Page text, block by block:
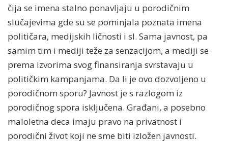
čija se imena stalno ponavljaju u porodičnim
slučajevima gde su se pominjala poznata imena
političara, medijskih ličnosti i sl. Sama javnost, pa
samim tim i mediji teže za senzacijom, a mediji se
prema izvorima svog finansiranja svrstavaju u
političkim kampanjama. Da li je ovo dozvoljeno u
porodičnom sporu? Javnost je s razlogom iz
porodičnog spora isključena. Građani, a posebno
maloletna deca imaju pravo na privatnost i
porodični život koji ne sme biti izložen javnosti.